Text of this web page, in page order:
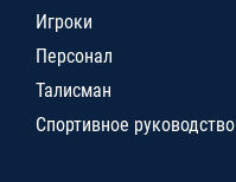
Игроки
Персонал
Талисман
Спортивное руководство